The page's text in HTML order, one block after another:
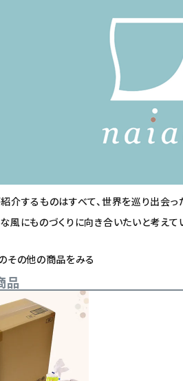
介するものはすべて、世界を巡り出会
風にものづくりに向き合いたいと考えて
その他の商品をみる
品